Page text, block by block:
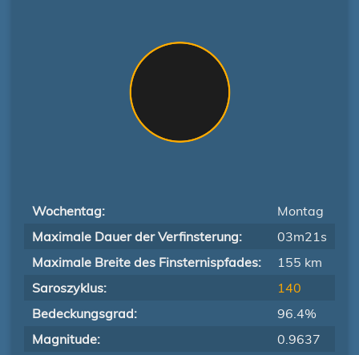
Wochentag:
Montag
Maximale Dauer der Verfinsterung:
03m21s
Maximale Breite des Finsternispfades:
155 km
Saroszyklus:
140
Bedeckungsgrad:
96.4%
Magnitude:
0.9637